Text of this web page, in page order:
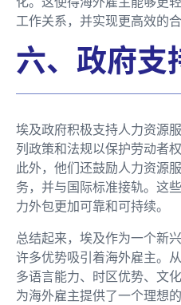
工作关系，并实现更高效的合
六、政府支
埃及政府积极支持人力资源
列政策和法规以保护劳动者
此外，他们还鼓励人力资源
务，并与国际标准接轨。这
力外包更加可靠和可持续。
总结起来，埃及作为一个新
许多优势吸引着海外雇主。
多语言能力、时区优势、文
为海外雇主提供了一个理想